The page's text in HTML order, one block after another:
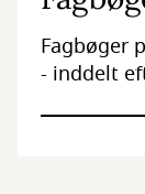
Fagbøger
- inddelt